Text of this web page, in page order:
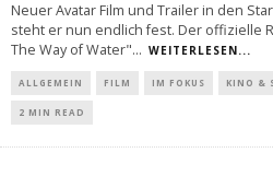
Neuer Avatar Film und Trailer in den
steht er nun endlich fest. Der offizielle
The Way of Water"... WEITERLESEN...
ALLGEMEIN FILM IM FOKUS KINO &
2 MIN READ